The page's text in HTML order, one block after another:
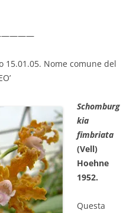
15.01.05. Nome comune del
Schomburg
kia
fimbriata
(Vell)
Hoehne
1952.
Questa